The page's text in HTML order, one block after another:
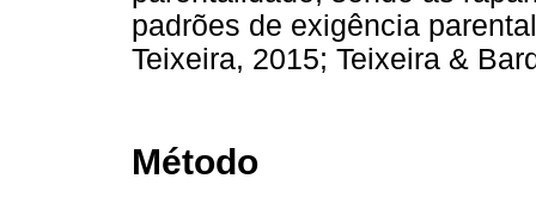
padrões de exigência
Teixeira, 2015; Teixeira &
Método